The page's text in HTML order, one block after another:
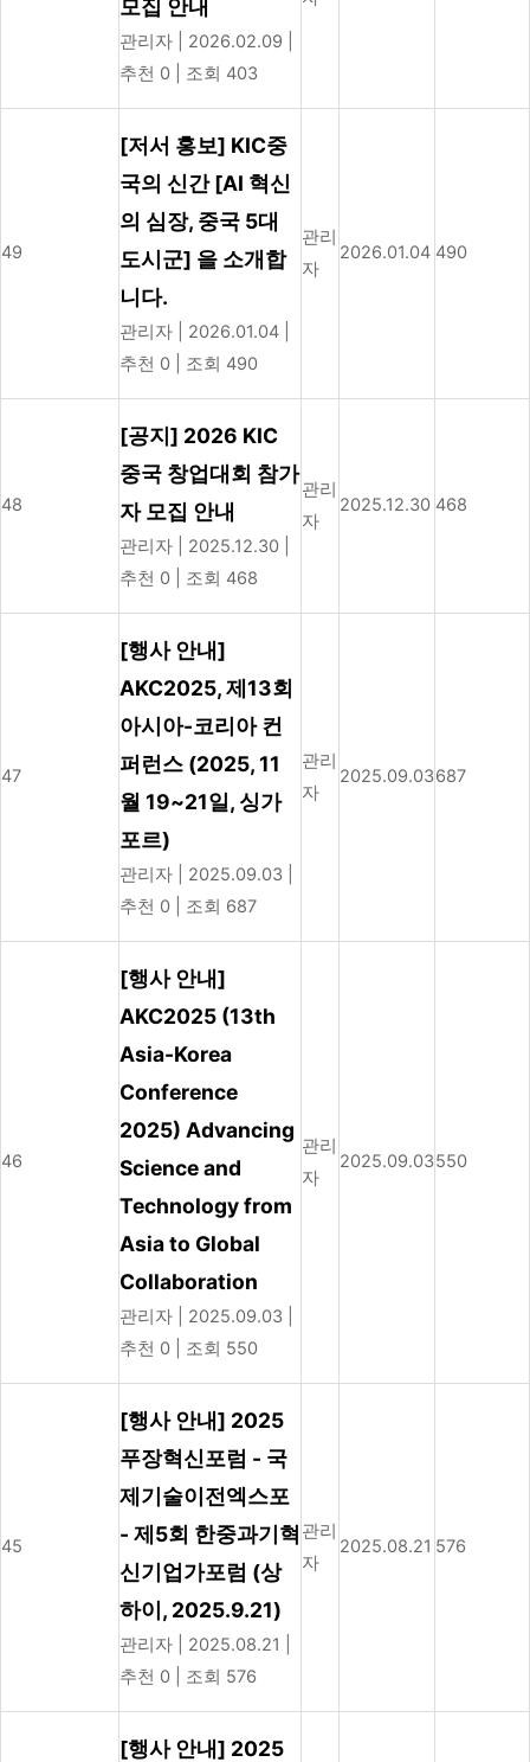
모집 안내
관리자 2026.02.09
추천 0
조회 403
49
[저서 홍보] KIC중
국의 신간 [AI 혁신
의 심장, 중국 5대
도시군] 을 소개합
니다.
관리자 2026.01.04
추천 0
조회 490
관리
자
2026.01.04 490
48
[공지] 2026 KIC
중국 창업대회 참가
자 모집 안내
관리자 2025.12.30
추천 0
조회 468
관리
자
2025.12.30 468
47
[행사 안내]
AKC2025, 제13회
아시아-코리아 컨
퍼런스 (2025, 11
월 19~21일, 싱가
포르)
관리자 2025.09.03
추천 0
조회 687
관리
자
2025.09.03687
46
[행사 안내]
AKC2025 (13th
Asia-Korea
Conference
2025) Advancing
Science and
Technology from
Asia to Global
Collaboration
관리자 2025.09.03
추천 0
조회 550
관리
자
2025.09.03550
45
[행사 안내] 2025
푸장혁신포럼 - 국
제기술이전엑스포
- 제5회 한중과기혁
신기업가포럼 (상
하이, 2025.9.21)
관리자 2025.08.21
추천 0
조회 576
관리
자
2025.08.21 576
[행사 안내] 2025